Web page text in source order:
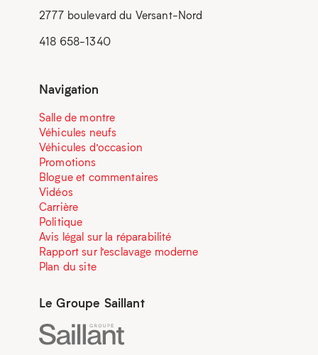
2777 boulevard du Versant-Nord
418 658-1340
Navigation
Salle de montre
Véhicules neufs
Véhicules d’occasion
Promotions
Blogue et commentaires
Vidéos
Carrière
Politique
Avis légal sur la réparabilité
Rapport sur l’esclavage moderne
Plan du site
Le Groupe Saillant